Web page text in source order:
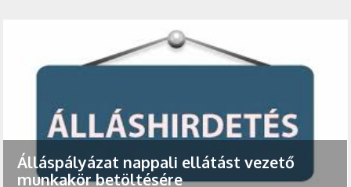
Álláspályázat nappali ellátást vezető
munkakör betöltésére